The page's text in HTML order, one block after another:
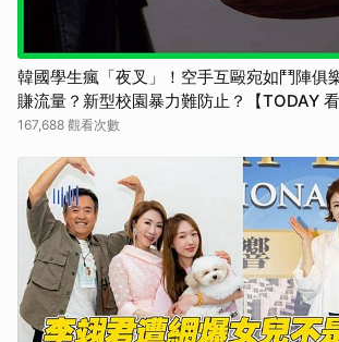
韓國學生瘋「夜叉」！空手互毆宛如鬥陣俱
賺流量？新型校園暴力難防止？【TODAY 看
167,688 觀看次數